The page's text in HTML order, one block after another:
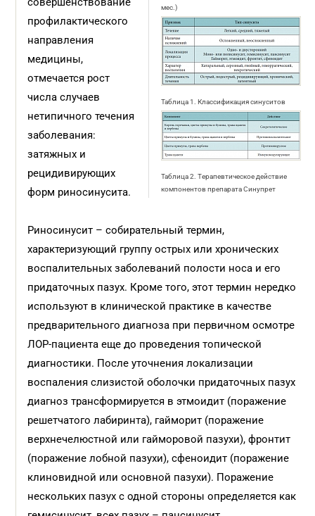
мес.)
Таблица 1. Классификация синуситов
Таблица 2. Терапевтическое действие
компонентов препарата Синупрет
профилактического
направления
медицины,
отмечается рост
числа случаев
нетипичного течения
заболевания:
затяжных и
рецидивирующих
форм риносинусита.
Риносинусит – собирательный термин,
характеризующий группу острых или хронических
воспалительных заболеваний полости носа и его
придаточных пазух. Кроме того, этот термин нередко
используют в клинической практике в качестве
предварительного диагноза при первичном осмотре
ЛОР-пациента еще до проведения топической
диагностики. После уточнения локализации
воспаления слизистой оболочки придаточных пазух
диагноз трансформируется в этмоидит (поражение
решетчатого лабиринта), гайморит (поражение
верхнечелюстной или гайморовой пазухи), фронтит
(поражение лобной пазухи), сфеноидит (поражение
клиновидной или основной пазухи). Поражение
нескольких пазух с одной стороны определяется как